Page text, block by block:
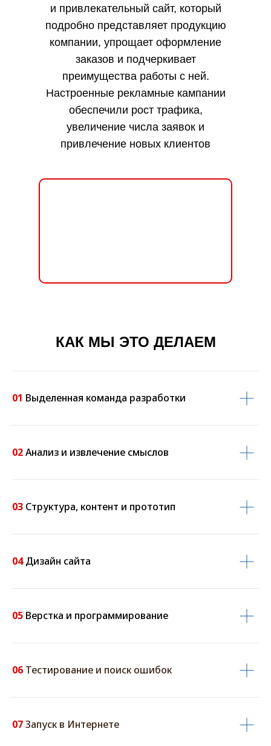
и привлекательный сайт, который
подробно представляет продукцию
компании, упрощает оформление
заказов и подчеркивает
преимущества работы с ней.
Настроенные рекламные кампании
обеспечили рост трафика,
увеличение числа заявок и
привлечение новых клиентов
КАК МЫ ЭТО ДЕЛАЕМ
01 Выделенная команда разработки
02Анализ и извлечение смыслов
03 Структура, контент и прототип
04Дизайн сайта
05 Верстка и программирование
06 Тестирование и поиск ошибок
07Запуск в Интернете